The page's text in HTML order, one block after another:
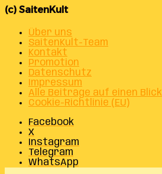
(c) SaitenKult
Über uns
SaitenKult-Team
Kontakt
Promotion
Datenschutz
Impressum
Alle Beiträge auf einen Blick
Cookie-Richtlinie (EU)
Facebook
X
Instagram
Telegram
WhatsApp